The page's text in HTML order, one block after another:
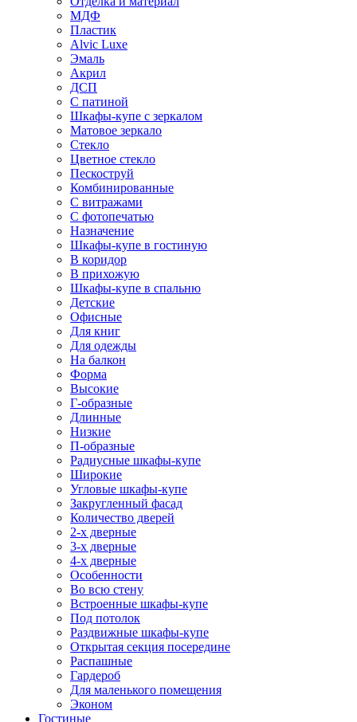
МДФ
Пластик
Alvic Luxe
Эмаль
Акрил
ДСП
С патиной
Шкафы-купе с зеркалом
Матовое зеркало
Стекло
Цветное стекло
Пескоструй
Комбинированные
С витражами
С фотопечатью
Назначение
Шкафы-купе в гостиную
В коридор
В прихожую
Шкафы-купе в спальню
Детские
Офисные
Для книг
Для одежды
На балкон
Форма
Высокие
Г-образные
Длинные
Низкие
П-образные
Радиусные шкафы-купе
Широкие
Угловые шкафы-купе
Закругленный фасад
Количество дверей
2-х дверные
3-х дверные
4-х дверные
Особенности
Во всю стену
Встроенные шкафы-купе
Под потолок
Раздвижные шкафы-купе
Открытая секция посередине
Распашные
Гардероб
Для маленького помещения
Эконом
Гостиные